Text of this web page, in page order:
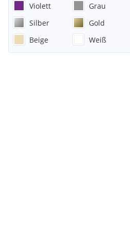
Violett
Grau
Silber
Gold
Beige
Weiß